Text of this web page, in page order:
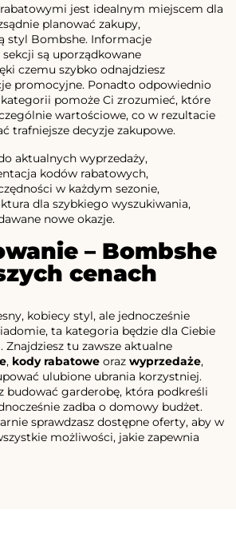
jest idealnym miejscem dla
planować zakupy,
styl Bombshe. Informacje
są uporządkowane
czemu szybko odnajdziesz
promocyjne. Ponadto odpowiednio
pomoże Ci zrozumieć, które
wartościowe, co w rezultacie
trafniejsze decyzje zakupowe.
aktualnych wyprzedaży,
kodów rabatowych,
w każdym sezonie,
dla szybkiego wyszukiwania,
nowe okazje.
– Bombshe
cenach
kobiecy styl, ale jednocześnie
ta kategoria będzie dla Ciebie
tu zawsze aktualne
, kody rabatowe oraz wyprzedaże,
ulubione ubrania korzystniej.
budować garderobę, która podkreśli
zadba o domowy budżet.
sprawdzasz dostępne oferty, aby w
możliwości, jakie zapewnia